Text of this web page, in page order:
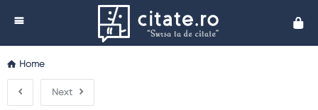
Home
Next